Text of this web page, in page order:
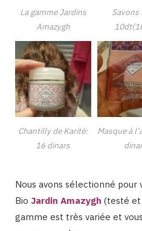
La gamme Jardins
Amazygh
Savons
Chantilly de Karité:
16 dinars
Masque à
Nous avons sélectionné pour
Bio Jardin Amazygh (testé et
gamme est très variée et